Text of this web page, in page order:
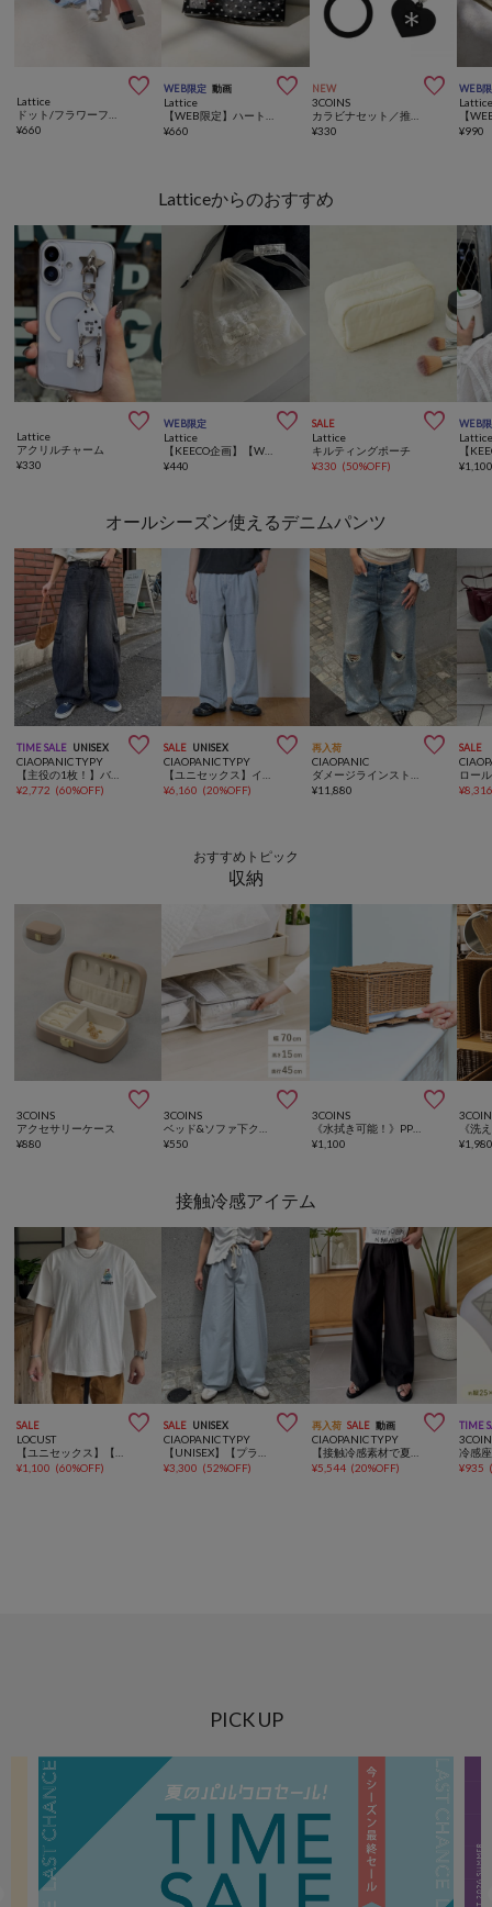

Lattice
¥660
WEB限定 動画 
Lattice
¥660
NEW 
3COINS
¥330
WEB
¥990
Latticeからのおすすめ

Lattice
アクリルチャーム
¥330
WEB限定 
Lattice
¥440
SALE 
Lattice
キルティングポーチ
¥330 (50%OFF)
WEB
¥
オールシーズン使えるデニムパンツ
TIME SALE UNISEX 
CIAOPANIC TYPY
¥2,772 (60%OFF)
SALE UNISEX 
CIAOPANIC TYPY
¥6,160 (20%OFF)
再入荷 
CIAOPANIC
¥11,880
SALE
¥
おすすめトピック
収納

3COINS
アクセサリーケース
¥880

3COINS
¥550

3COINS
《水拭き可能！》PPラタントイレ収納ボックス
¥1,100 ¥
接触冷感アイテム
SALE 
LOCUST
¥1,100 (60%OFF)
SALE UNISEX 
CIAOPANIC TYPY
¥3,300 (52%OFF)
再入荷 SALE 動画 
CIAOPANIC TYPY
¥5,544 (20%OFF)
TIME
¥935
PICK UP